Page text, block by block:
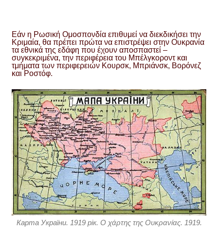
Εάν η Ρωσική Ομοσπονδία επιθυμεί να διεκδικήσει την
Κριμαία, θα πρέπει πρώτα να επιστρέψει στην Ουκρανία
τα εθνικά της εδάφη που έχουν αποσπαστεί –
συγκεκριμένα, την περιφέρεια του Μπέλγκοροντ και
τμήματα των περιφερειών Κουρσκ, Μπριάνσκ, Βορόνεζ
και Ροστόφ.
Карта України. 1919 рік. Ο χάρτης της Ουκρανίας. 1919.